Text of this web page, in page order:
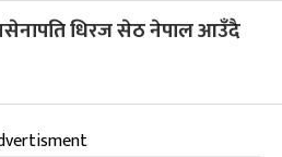
धिरज सेठ नेपाल आउँदै